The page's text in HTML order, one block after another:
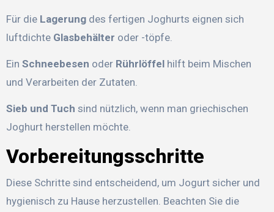
Für die Lagerungdes fertigen Joghurts eignen sich
luftdichte Glasbehälter oder -töpfe.
Ein Schneebesen oder Rührlöffelhilft beim Mischen
und Verarbeiten der Zutaten.
Sieb und Tuch sind nützlich, wenn man griechischen
Joghurt herstellen möchte.
Vorbereitungsschritte
Diese Schritte sind entscheidend, um Jogurt sicher und
hygienisch zu Hause herzustellen. Beachten Sie die